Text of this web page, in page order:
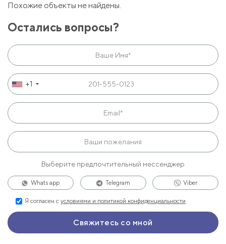
Похожие объекты не найдены.
Остались вопросы?
+1
Выберите предпочтительный мессенджер
Whats app Telegram Viber
Я согласен с условиями и политикой конфиденциальности